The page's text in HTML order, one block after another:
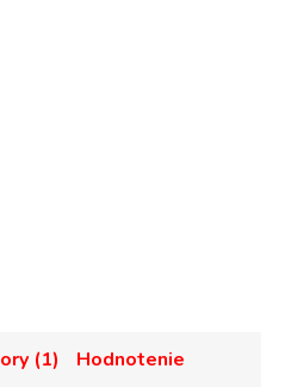
(1)
Hodnotenie